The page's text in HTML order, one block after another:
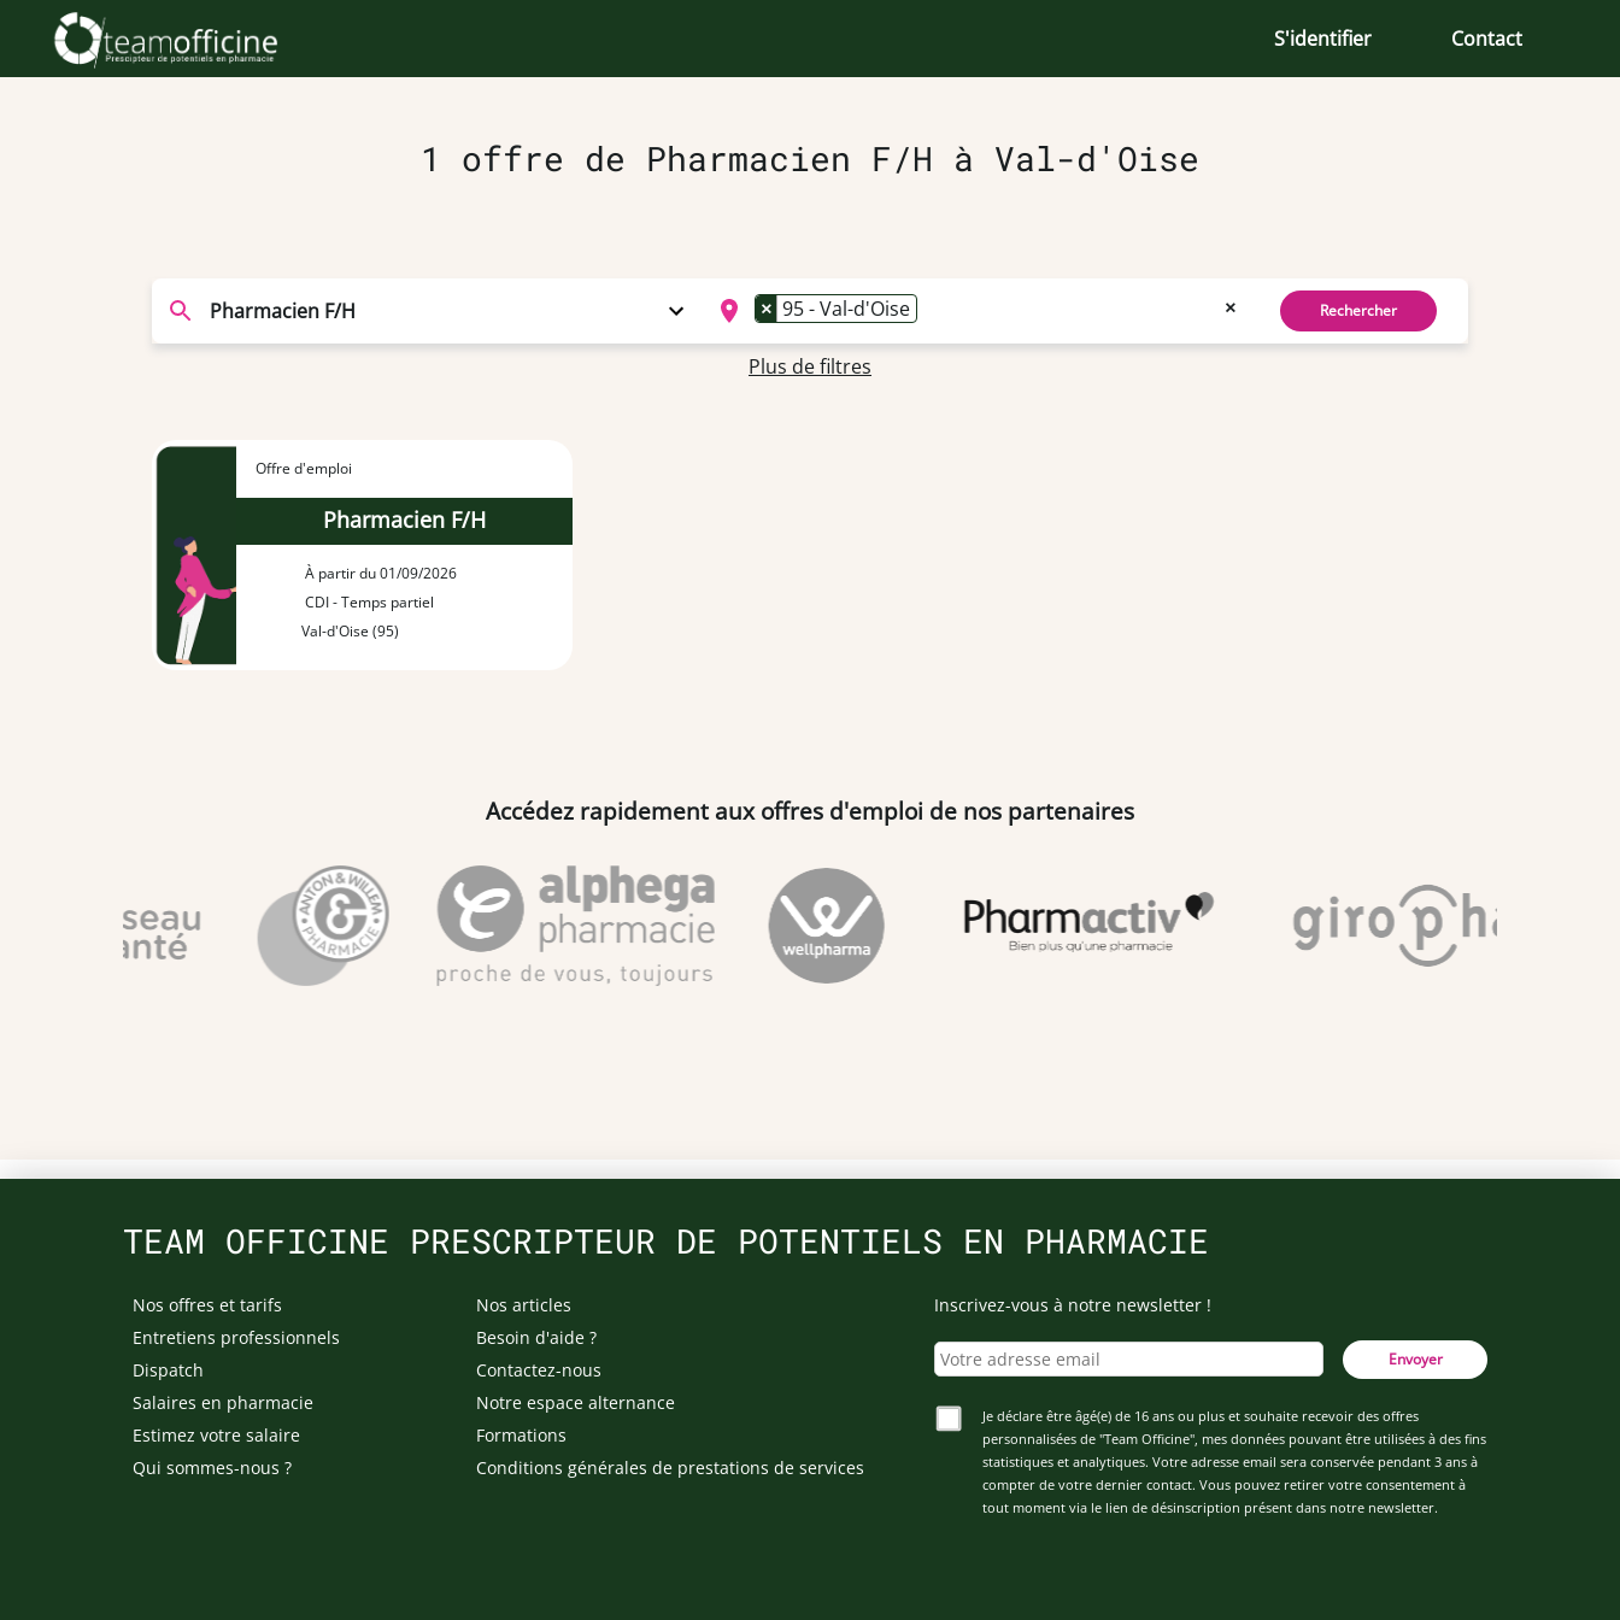
S'identifier Contact
1 offre de Pharmacien F/H à Val-d'Oise
×
× 95 - Val-d'Oise Rechercher
Plus de filtres
Offre d'emploi
Pharmacien F/H
À partir du 01/09/2026
CDI - Temps partiel
Val-d'Oise (95)
Accédez rapidement aux offres d'emploi de nos partenaires
TEAM OFFICINE PRESCRIPTEUR DE POTENTIELS EN PHARMACIE
Nos offres et tarifs
Entretiens professionnels
Dispatch
Salaires en pharmacie
Estimez votre salaire
Qui sommes-nous ?
Nos articles
Besoin d'aide ?
Contactez-nous
Notre espace alternance
Formations
Conditions générales de prestations de services
Inscrivez-vous à notre newsletter !
Envoyer
Je déclare être âgé(e) de 16 ans ou plus et souhaite recevoir des offres
personnalisées de "Team Officine", mes données pouvant être utilisées à des fins
statistiques et analytiques. Votre adresse email sera conservée pendant 3 ans à
compter de votre dernier contact. Vous pouvez retirer votre consentement à
tout moment via le lien de désinscription présent dans notre newsletter.